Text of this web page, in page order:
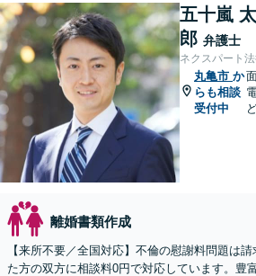
五十嵐 太
郎 弁護士
ネクスパート
丸亀市 か
らも相談
受付中
離婚書類作成
【来所不要／全国対応】不倫の慰謝料問題は
た方の双方に相談料0円で対応しています。豊